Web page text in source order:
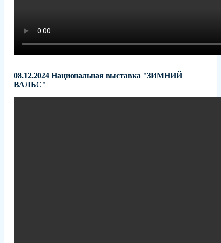
08.12.2024 Национальная выставка "ЗИМНИЙ
ВАЛЬС"